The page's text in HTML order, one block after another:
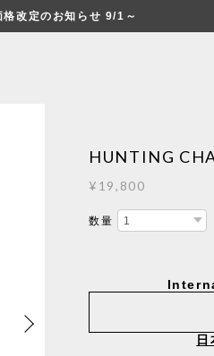
改定のお知らせ 9/1～
HUNTING
¥19,800
数量